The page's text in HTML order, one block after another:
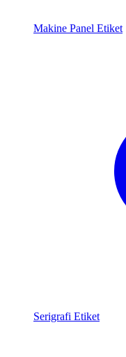
Makine Panel Etiket
Serigrafi Etiket